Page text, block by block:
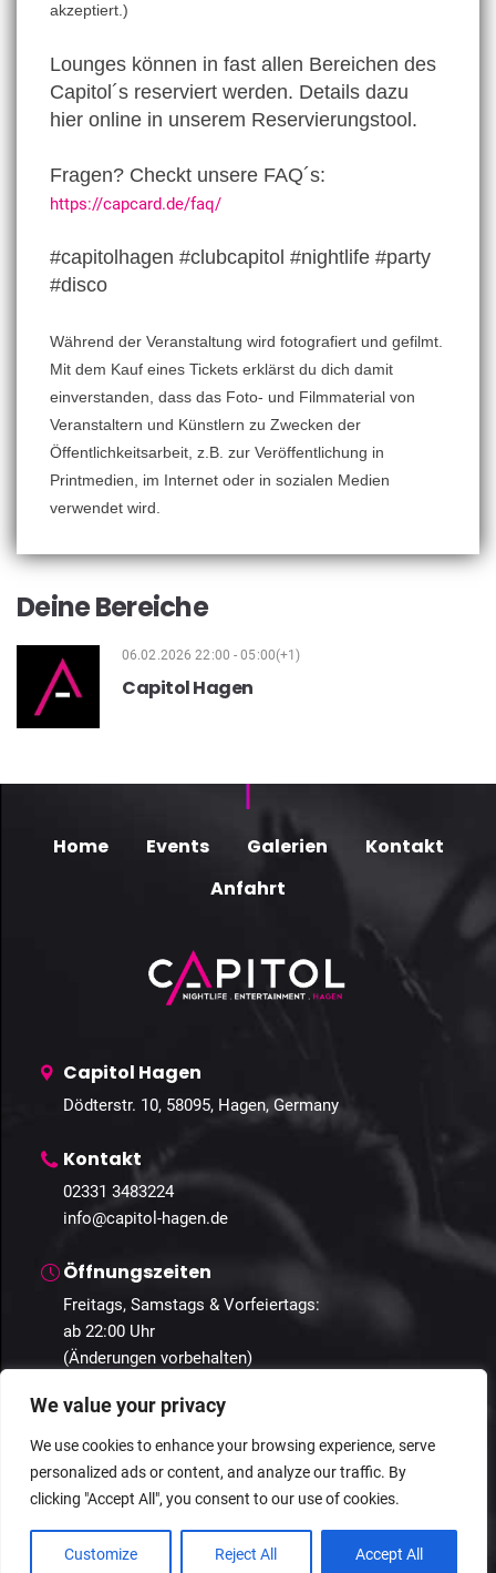
We value your privacy
We use cookies to enhance your browsing experience, serve
personalized ads or content, and analyze our traffic. By
clicking "Accept All", you consent to our use of cookies.
Customize Reject All Accept All
akzeptiert.)
Lounges können in fast allen Bereichen des
Capitol´s reserviert werden. Details dazu
hier online in unserem Reservierungstool.
Fragen? Checkt unsere FAQ´s:
https://capcard.de/faq/
#capitolhagen #clubcapitol #nightlife #party
#disco
Während der Veranstaltung wird fotografiert und gefilmt.
Mit dem Kauf eines Tickets erklärst du dich damit
einverstanden, dass das Foto- und Filmmaterial von
Veranstaltern und Künstlern zu Zwecken der
Öffentlichkeitsarbeit, z.B. zur Veröffentlichung in
Printmedien, im Internet oder in sozialen Medien
verwendet wird.
Deine Bereiche
06.02.2026 22:00 - 05:00(+1)
Capitol Hagen
Home Events Galerien
Kontakt
Anfahrt
Capitol Hagen
Dödterstr. 10, 58095, Hagen, Germany
Kontakt
02331 3483224
info@capitol-hagen.de
Öffnungszeiten
Freitags, Samstags & Vorfeiertags:
ab 22:00 Uhr
(Änderungen vorbehalten)
© 2025 Capitol Hagen. Alle Rechte vorbehalten.
Datenschutz Geschäftsbedingungen